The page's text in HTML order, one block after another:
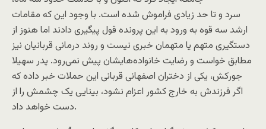
سرد و تا حد زیادی فراموش شده است. با وجود این که مقامات
ارشد سه قوه به ورود به این پرونده قول پیگیری دادند اما هنوز از
دستگیری متهم یا متهمان خبری نیست و روند درمانی قربانیان نیز
مطابق خواست و رضایت خانواده‌هایشان پیش نمی‌رود. پدر سهیلا
جورکش، یکی از دختران اصفهانی قربانی این حملات خبر داده که
اگر فرزندش به خارج کشور اعزام نشود، بینایی یک چشمش را از
دست خواهد داد.